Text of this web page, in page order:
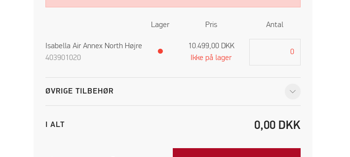
Lager Pris Antal
Isabella Air Annex North Højre
403901020
●
10.499,00 DKK
Ikke på lager
ØVRIGE TILBEHØR
I ALT 0,00 DKK